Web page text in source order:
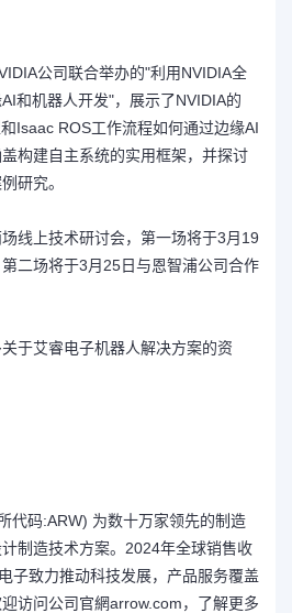
公司联合举办的"利用NVIDIA全
和机器人开发"，展示了NVIDIA的
Isaac ROS工作流程如何通过边缘AI
构建自主系统的实用框架，并探讨
研究。
线上技术研讨会，第一场将于3月19
二场将于3月25日与恩智浦公司合作
于艾睿电子机器人解决方案的资
代码:ARW) 为数十万家领先的制造
制造技术方案。2024年全球销售收
子致力推动科技发展，产品服务覆盖
访问公司官網arrow.com，了解更多